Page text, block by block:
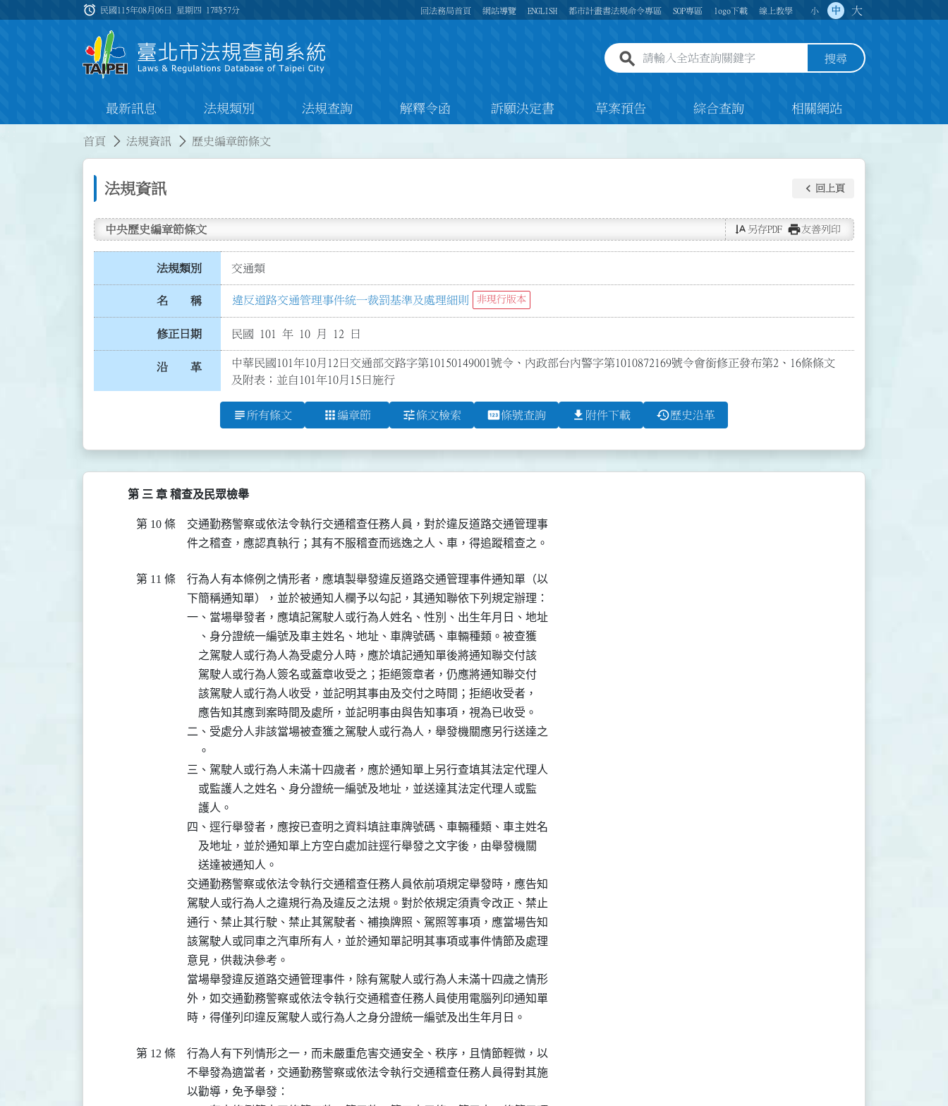
:::
alarm 民國115年08月06日 星期四 17時57分 回法務局首頁 網站導覽 ENGLISH 都市計畫書法規命令專區 SOP專區 logo下載 線上教學 小 中 大
全站查詢關鍵字欄位 搜尋
最新訊息 法規類別 法規查詢 解釋令函 訴願決定書 草案預告 綜合查詢 相關網站
首頁 法規資訊 歷史編章節條文
法規資訊 keyboard_arrow_left 回上頁
中央歷史編章節條文 text_rotate_vertical 另存PDF print友善列印
法規類別 交通類
名 稱 違反道路交通管理事件統一裁罰基準及處理細則 非現行版本
修正日期 民國 101 年 10 月 12 日
沿 革
中華民國101年10月12日交通部交路字第10150149001號令、內政部台內警字第1010872169號令會銜修正發布第2、16條條文
及附表；並自101年10月15日施行
subject 所有條文 apps 編章節 tune條文檢索 pin條號查詢 file_download 附件下載 history歷史沿革
第 三 章 稽查及民眾檢舉
第 10 條
交通勤務警察或依法令執行交通稽查任務人員，對於違反道路交通管理事
件之稽查，應認真執行；其有不服稽查而逃逸之人、車，得追蹤稽查之。
第 11 條
行為人有本條例之情形者，應填製舉發違反道路交通管理事件通知單（以
下簡稱通知單），並於被通知人欄予以勾記，其通知聯依下列規定辦理：
一、當場舉發者，應填記駕駛人或行為人姓名、性別、出生年月日、地址
    、身分證統一編號及車主姓名、地址、車牌號碼、車輛種類。被查獲
    之駕駛人或行為人為受處分人時，應於填記通知單後將通知聯交付該
    駕駛人或行為人簽名或蓋章收受之；拒絕簽章者，仍應將通知聯交付
    該駕駛人或行為人收受，並記明其事由及交付之時間；拒絕收受者，
    應告知其應到案時間及處所，並記明事由與告知事項，視為已收受。
二、受處分人非該當場被查獲之駕駛人或行為人，舉發機關應另行送達之
    。
三、駕駛人或行為人未滿十四歲者，應於通知單上另行查填其法定代理人
    或監護人之姓名、身分證統一編號及地址，並送達其法定代理人或監
    護人。
四、逕行舉發者，應按已查明之資料填註車牌號碼、車輛種類、車主姓名
    及地址，並於通知單上方空白處加註逕行舉發之文字後，由舉發機關
    送達被通知人。
交通勤務警察或依法令執行交通稽查任務人員依前項規定舉發時，應告知
駕駛人或行為人之違規行為及違反之法規。對於依規定須責令改正、禁止
通行、禁止其行駛、禁止其駕駛者、補換牌照、駕照等事項，應當場告知
該駕駛人或同車之汽車所有人，並於通知單記明其事項或事件情節及處理
意見，供裁決參考。
當場舉發違反道路交通管理事件，除有駕駛人或行為人未滿十四歲之情形
外，如交通勤務警察或依法令執行交通稽查任務人員使用電腦列印通知單
時，得僅列印違反駕駛人或行為人之身分證統一編號及出生年月日。
第 12 條
行為人有下列情形之一，而未嚴重危害交通安全、秩序，且情節輕微，以
不舉發為適當者，交通勤務警察或依法令執行交通稽查任務人員得對其施
以勸導，免予舉發：